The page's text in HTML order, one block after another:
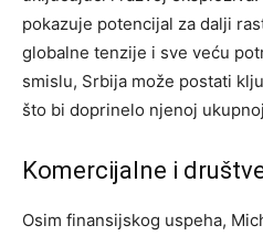
pokazuje potencijal za dalji
globalne tenzije i sve veću
smislu, Srbija može postati
što bi doprinelo njenoj
Komercijalne i
Osim finansijskog uspeha,